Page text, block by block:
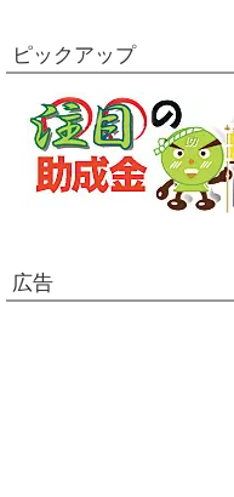
ピックアップ
広告